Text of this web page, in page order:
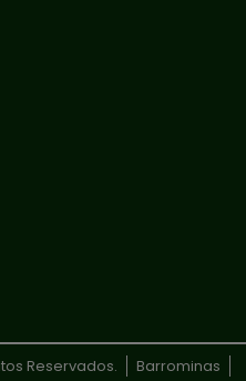
Reservados.
Barrominas